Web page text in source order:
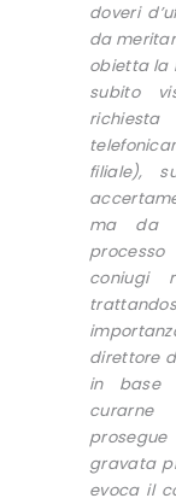
doveri
da
obietta la
subito
filiale),
ma da
coniugi
direttore
in base
curarne
gravata
evoca il